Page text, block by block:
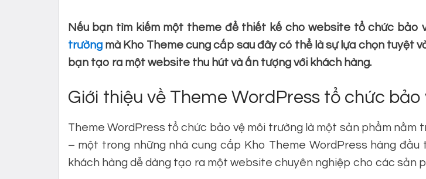
Nếu bạn tìm kiếm một theme để thiết kế cho website tổ chức bảo
trườngmà Kho Theme cung cấp sau đây có thể là sự lựa chọn tuyệt
bạn tạo ra một website thu hút và ấn tượng với khách hàng.
Giới thiệu về Theme WordPress tổ chức
Theme WordPress tổ chức bảo vệ môi trường là một sản phẩm nằm
– một trong những nhà cung cấp Kho Theme WordPress hàng
khách hàng dễ dàng tạo ra một website chuyên nghiệp cho các sản